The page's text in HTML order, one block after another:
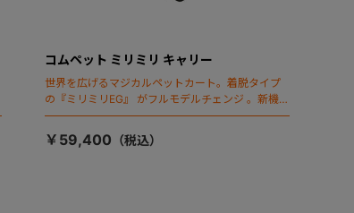
コムペット ミリミリ キャリー
世界を広げるマジカルペットカート。着脱タイプ
の『ミリミリEG』 がフルモデルチェンジ 。新機能
「マジカルフォールディング」搭載
￥59,400